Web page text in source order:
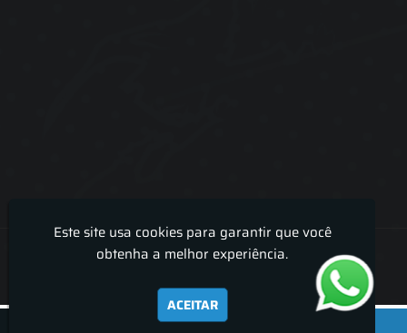
Lira Luz Decor - Cortinas sob medidas e persianas
Este site usa cookies para garantir que você
obtenha a melhor experiência.
ACEITAR